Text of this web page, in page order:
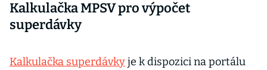
dostanete
Kalkulačka MPSV pro výpočet
superdávky
Kalkulačka superdávkyje k dispozici na portálu